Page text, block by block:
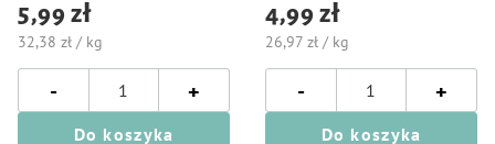
5,99 zł
32,38 zł / kg
- +
Do koszyka
4,99 zł
26,97 zł / kg
- +
Do koszyka